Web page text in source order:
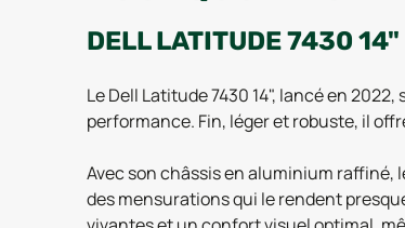
DELL LATITUDE 7430 14"
Le Dell Latitude 7430 14", lancé en
performance. Fin, léger et robuste, il
Avec son châssis en aluminium raffiné,
des mensurations qui le rendent